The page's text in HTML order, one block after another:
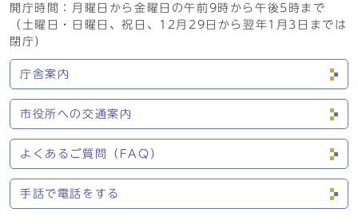
開庁時間：月曜日から金曜日の午前9時から午後5時まで
（土曜日・日曜日、祝日、12月29日から翌年1月3日までは
閉庁）
庁舎案内
市役所への交通案内
よくあるご質問（FAQ）
手話で電話をする